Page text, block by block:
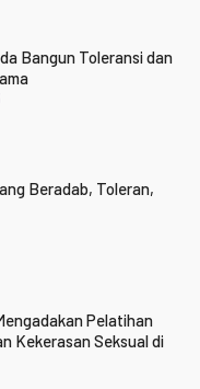
Bangun Toleransi dan
Beradab, Toleran,
Pelatihan
Kekerasan Seksual di